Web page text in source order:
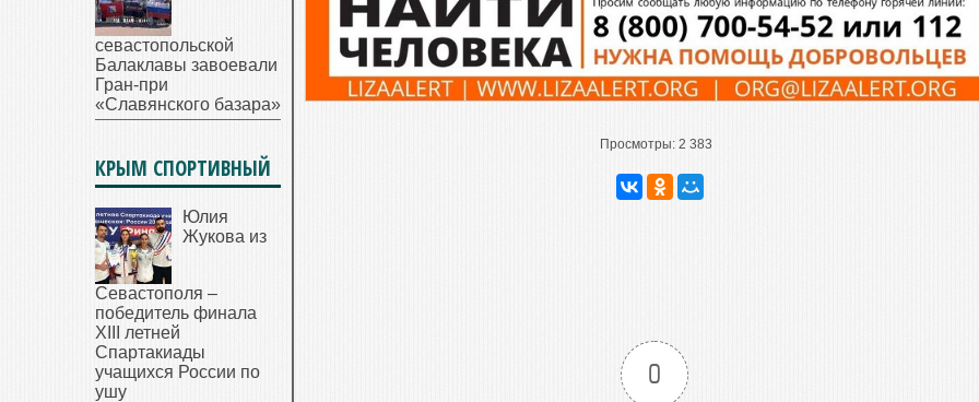
Просмотры: 2 383
0
севастопольской
Балаклавы завоевали
Гран-при
«Славянского базара»
КРЫМ СПОРТИВНЫЙ
Юлия
Жукова из
Севастополя –
победитель финала
XIII летней
Спартакиады
учащихся России по
ушу